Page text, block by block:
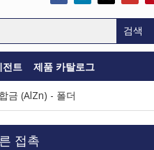
검색
전트 제품 카탈로그
금 (AlZn) - 폴더
접촉